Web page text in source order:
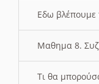
Εδω βλέπουμε
Μαθημα 8.
Τι θα